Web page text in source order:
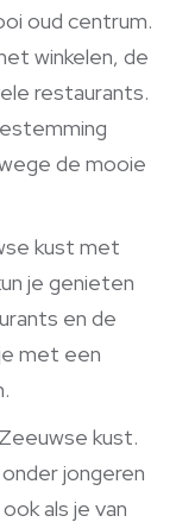
oud centrum.
winkelen, de
restaurants.
de mooie
kust met
je genieten
en de
met een
kust.
jongeren
als je van